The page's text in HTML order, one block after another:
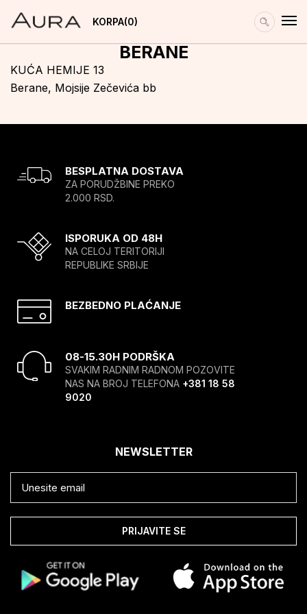
KORPA 0
BERANE
KUĆA HEMIJE 13
Berane, Mojsije Zečevića bb
BESPLATNA DOSTAVA
ZA PORUDŽBINE PREKO
2.000 RSD.
ISPORUKA OD 48H
NA CELOJ TERITORIJI
REPUBLIKE SRBIJE
BEZBEDNO PLAĆANJE
08-15.30H PODRŠKA
SVAKIM RADNIM RADNOM POZOVITE
NAS NA BROJ TELEFONA +381 18 58
9020
NEWSLETTER
PRIJAVITE SE